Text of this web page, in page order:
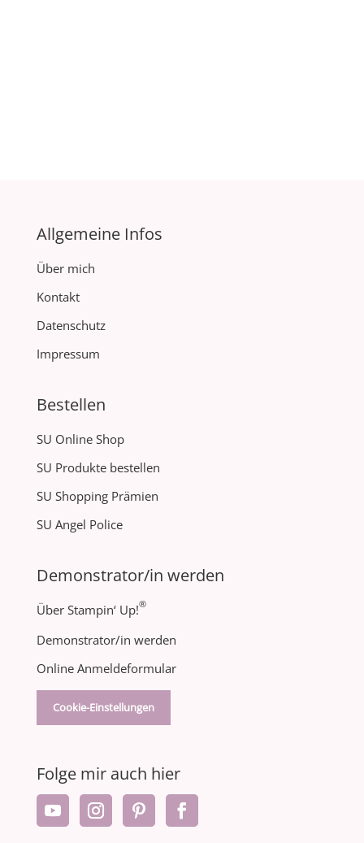
Allgemeine Infos
Über mich
Kontakt
Datenschutz
Impressum
Bestellen
SU Online Shop
SU Produkte bestellen
SU Shopping Prämien
SU Angel Police
Demonstrator/in werden
Über Stampin‘ Up!®
Demonstrator/in werden
Online Anmeldeformular
Cookie-Einstellungen
Folge mir auch hier